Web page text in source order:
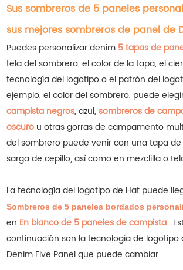
Sus sombreros de 5 paneles
sus mejores sombreros de panel de
Puedes personalizar denim 5 tapas de
tela del sombrero, el color de la tapa, el
tecnología del logotipo o el patrón del
ejemplo, el color del sombrero, puede
campista negros, azul, sombreros de
oscuro u otras gorras de campamento
del sombrero puede venir con una tapa
sarga de cepillo, así como en mezclilla o
La tecnología del logotipo de Hat puede
Sombreros de 5 paneles bordados
en En blanco de 5 paneles de campista.
continuación son la tecnología de logotipo
Denim Five Panel que puede cambiar.